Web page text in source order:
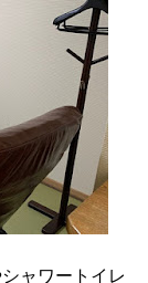
ャワートイレ